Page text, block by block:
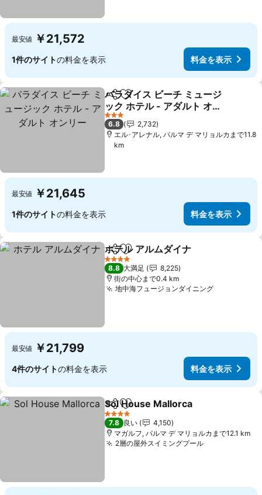
最安値 ￥21,572
1件のサイトの料金を表示 料金を表示
シェアお気に入りに追加
パラダイス ビーチ ミュージ
ック ホテル - アダルト オン
リー
3 ホテルのランク
6.8
2,732
エル･アレナル, パルマ デ マリョルカまで11.8
km
最安値 ￥21,645
1件のサイトの料金を表示 料金を表示
シェアお気に入りに追加
ホテル アルムダイナ
4 ホテルのランク
8.8 大満足
8,225
街の中心まで0.4 km
地中海フュージョンダイニング
最安値 ￥21,799
4件のサイトの料金を表示 料金を表示
シェアお気に入りに追加
Sol House Mallorca
4 ホテルのランク
7.8 良い
4,150
マガルフ, パルマ デ マリョルカまで12.1 km
2層の屋外スイミングプール